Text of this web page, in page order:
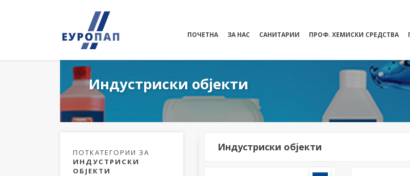
ПОЧЕТНА ЗА НАС САНИТАРИИ ПРОФ. ХЕМИСКИ СРЕДСТВА
Индустриски објекти
ПОТКАТЕГОРИИ ЗА
ИНДУСТРИСКИ
ОБЈЕКТИ
Индустриски објекти